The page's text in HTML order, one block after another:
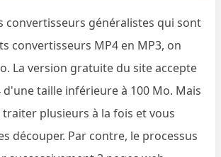
convertisseurs généralistes qui sont
convertisseurs MP4 en MP3, on
La version gratuite du site accepte
d'une taille inférieure à 100 Mo. Mais
plusieurs à la fois et vous
découper. Par contre, le processus